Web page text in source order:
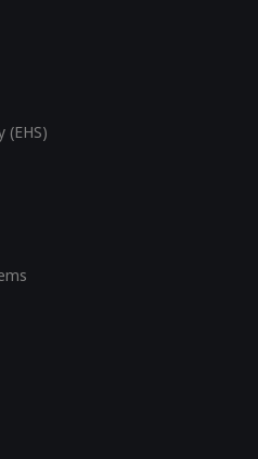
(EHS)